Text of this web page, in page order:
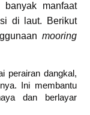
manfaat
di laut. Berikut
mooring
perairan dangkal,
Ini membantu
dan berlayar